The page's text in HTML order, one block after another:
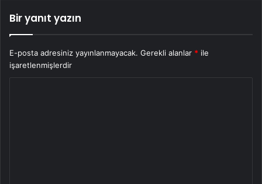
Bir yanıt yazın
E-posta adresiniz yayınlanmayacak. Gerekli alanlar * ile
işaretlenmişlerdir